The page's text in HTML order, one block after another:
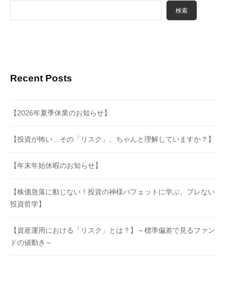
検索
Recent Posts
【2026年夏季休業のお知らせ】
【投資が怖い…その「リスク」、ちゃんと理解していますか？】
【年末年始休暇のお知らせ】
【株価急落に動じない！投資の神様バフェットに学ぶ、ブレない
投資哲学】
【資産運用における「リスク」とは？】～標準偏差で見るファン
ドの値動き～